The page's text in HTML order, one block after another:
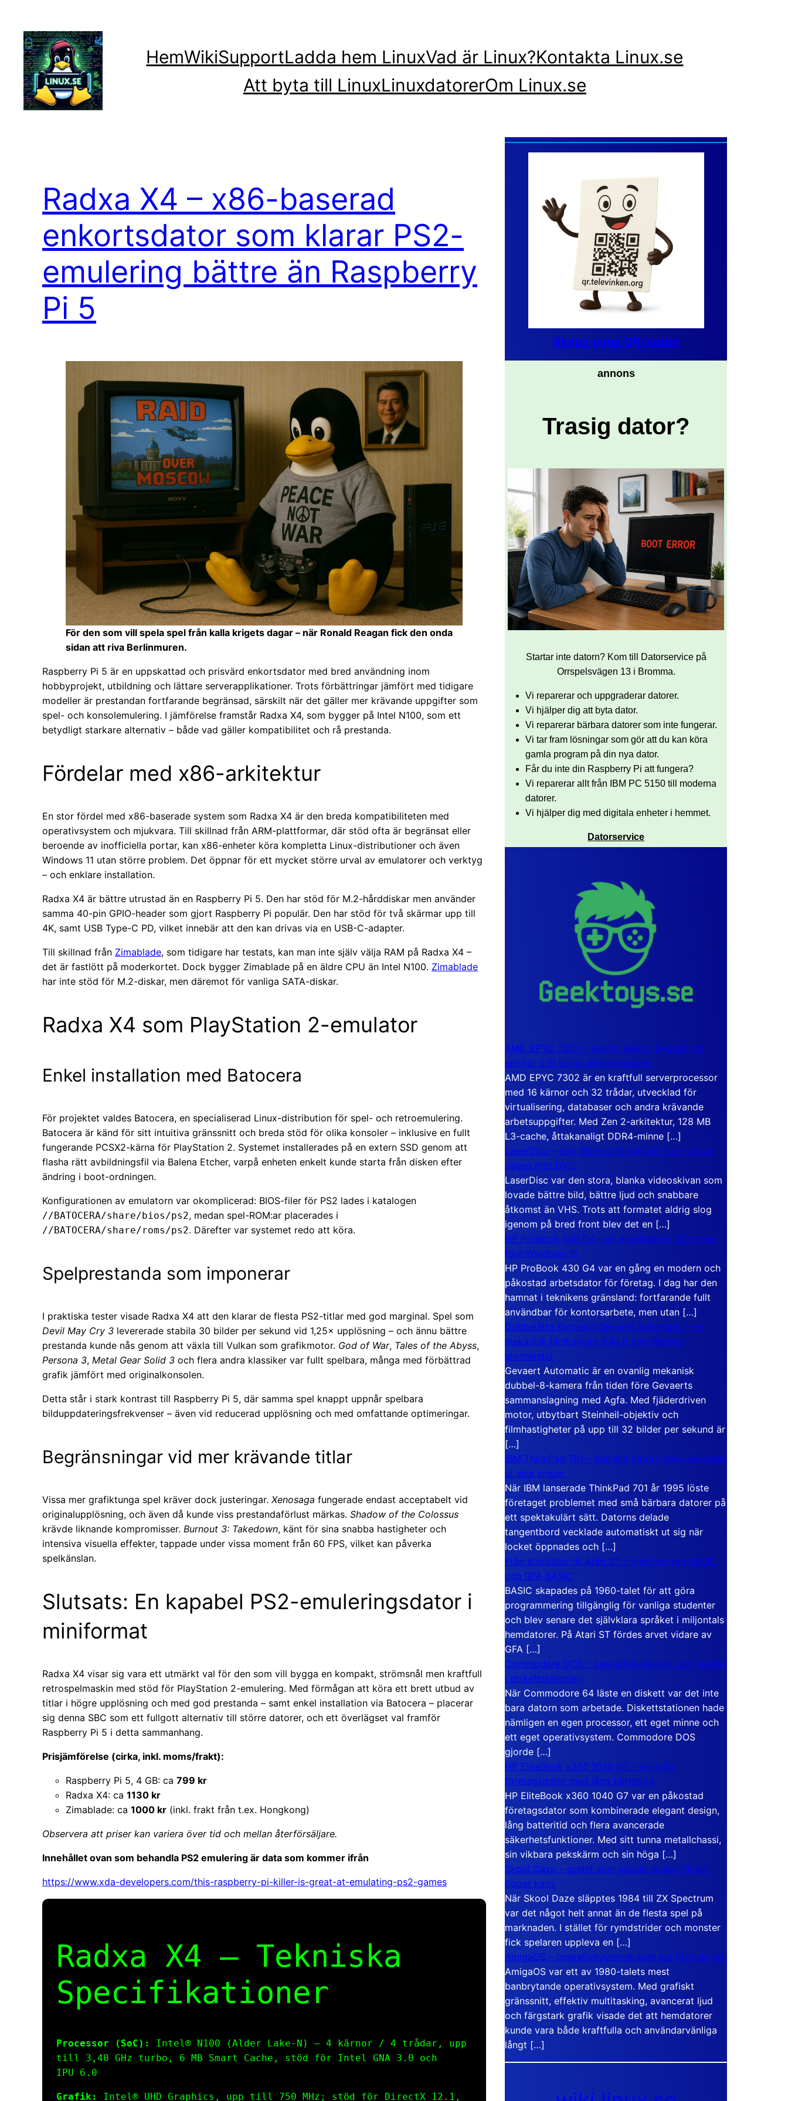
innehåll
HemWikiSupportLadda hem LinuxVad är Linux?Kontakta Linux.se
Att byta till LinuxLinuxdatorerOm Linux.se
Radxa X4 – x86-baserad
enkortsdator som klarar PS2-
emulering bättre än Raspberry
Pi 5
För den som vill spela spel från kalla krigets dagar – när Ronald Reagan fick den onda
sidan att riva Berlinmuren.
Raspberry Pi 5 är en uppskattad och prisvärd enkortsdator med bred användning inom
hobbyprojekt, utbildning och lättare serverapplikationer. Trots förbättringar jämfört med tidigare
modeller är prestandan fortfarande begränsad, särskilt när det gäller mer krävande uppgifter som
spel- och konsolemulering. I jämförelse framstår Radxa X4, som bygger på Intel N100, som ett
betydligt starkare alternativ – både vad gäller kompatibilitet och rå prestanda.
Fördelar med x86-arkitektur
En stor fördel med x86-baserade system som Radxa X4 är den breda kompatibiliteten med
operativsystem och mjukvara. Till skillnad från ARM-plattformar, där stöd ofta är begränsat eller
beroende av inofficiella portar, kan x86-enheter köra kompletta Linux-distributioner och även
Windows 11 utan större problem. Det öppnar för ett mycket större urval av emulatorer och verktyg
– och enklare installation.
Radxa X4 är bättre utrustad än en Raspberry Pi 5. Den har stöd för M.2-hårddiskar men använder
samma 40-pin GPIO-header som gjort Raspberry Pi populär. Den har stöd för två skärmar upp till
4K, samt USB Type-C PD, vilket innebär att den kan drivas via en USB-C-adapter.
Till skillnad från Zimablade, som tidigare har testats, kan man inte själv välja RAM på Radxa X4 –
det är fastlött på moderkortet. Dock bygger Zimablade på en äldre CPU än Intel N100. Zimablade
har inte stöd för M.2-diskar, men däremot för vanliga SATA-diskar.
Radxa X4 som PlayStation 2-emulator
Enkel installation med Batocera
För projektet valdes Batocera, en specialiserad Linux-distribution för spel- och retroemulering.
Batocera är känd för sitt intuitiva gränssnitt och breda stöd för olika konsoler – inklusive en fullt
fungerande PCSX2-kärna för PlayStation 2. Systemet installerades på en extern SSD genom att
flasha rätt avbildningsfil via Balena Etcher, varpå enheten enkelt kunde starta från disken efter
ändring i boot-ordningen.
Konfigurationen av emulatorn var okomplicerad: BIOS-filer för PS2 lades i katalogen
//BATOCERA/share/bios/ps2, medan spel-ROM:ar placerades i
//BATOCERA/share/roms/ps2. Därefter var systemet redo att köra.
Spelprestanda som imponerar
I praktiska tester visade Radxa X4 att den klarar de flesta PS2-titlar med god marginal. Spel som
Devil May Cry 3 levererade stabila 30 bilder per sekund vid 1,25× upplösning – och ännu bättre
prestanda kunde nås genom att växla till Vulkan som grafikmotor. God of War, Tales of the Abyss,
Persona 3, Metal Gear Solid 3 och flera andra klassiker var fullt spelbara, många med förbättrad
grafik jämfört med originalkonsolen.
Detta står i stark kontrast till Raspberry Pi 5, där samma spel knappt uppnår spelbara
bilduppdateringsfrekvenser – även vid reducerad upplösning och med omfattande optimeringar.
Begränsningar vid mer krävande titlar
Vissa mer grafiktunga spel kräver dock justeringar. Xenosaga fungerade endast acceptabelt vid
originalupplösning, och även då kunde viss prestandaförlust märkas. Shadow of the Colossus
krävde liknande kompromisser. Burnout 3: Takedown, känt för sina snabba hastigheter och
intensiva visuella effekter, tappade under vissa moment från 60 FPS, vilket kan påverka
spelkänslan.
Slutsats: En kapabel PS2-emuleringsdator i
miniformat
Radxa X4 visar sig vara ett utmärkt val för den som vill bygga en kompakt, strömsnål men kraftfull
retrospelmaskin med stöd för PlayStation 2-emulering. Med förmågan att köra ett brett utbud av
titlar i högre upplösning och med god prestanda – samt enkel installation via Batocera – placerar
sig denna SBC som ett fullgott alternativ till större datorer, och ett överlägset val framför
Raspberry Pi 5 i detta sammanhang.
Prisjämförelse (cirka, inkl. moms/frakt):
Raspberry Pi 5, 4 GB: ca 799 kr
Radxa X4: ca 1130 kr
Zimablade: ca 1000 kr (inkl. frakt från t.ex. Hongkong)
Observera att priser kan variera över tid och mellan återförsäljare.
Innehållet ovan som behandla PS2 emulering är data som kommer ifrån
https://www.xda-developers.com/this-raspberry-pi-killer-is-great-at-emulating-ps2-games
Radxa X4 – Tekniska
Specifikationer
Processor (SoC):
Intel® N100 (Alder Lake-N) – 4 kärnor / 4 trådar, upp
till 3,40 GHz turbo, 6 MB Smart Cache, stöd för Intel GNA 3.0 och
IPU 6.0
Grafik: Intel® UHD Graphics, upp till 750 MHz; stöd för DirectX 12.1,
Skapa egna QR-koder
annons
Trasig dator?
Startar inte datorn? Kom till Datorservice på
Orrspelsvägen 13 i Bromma.
Vi reparerar och uppgraderar datorer.
Vi hjälper dig att byta dator.
Vi reparerar bärbara datorer som inte fungerar.
Vi tar fram lösningar som gör att du kan köra
gamla program på din nya dator.
Får du inte din Raspberry Pi att fungera?
Vi reparerar allt från IBM PC 5150 till moderna
datorer.
Vi hjälper dig med digitala enheter i hemmet.
Datorservice
AMD EPYC 7302 – sexton kärnor byggda för
servrar och tunga arbetsstationer
AMD EPYC 7302 är en kraftfull serverprocessor
med 16 kärnor och 32 trådar, utvecklad för
virtualisering, databaser och andra krävande
arbetsuppgifter. Med Zen 2-arkitektur, 128 MB
L3-cache, åttakanaligt DDR4-minne […]
LaserDisc – den jättelika filmskivan som visade
vägen mot DVD
LaserDisc var den stora, blanka videoskivan som
lovade bättre bild, bättre ljud och snabbare
åtkomst än VHS. Trots att formatet aldrig slog
igenom på bred front blev det en […]
HP ProBook 430 G4 – en arbetsdator från tiden
före Windows 11
HP ProBook 430 G4 var en gång en modern och
påkostad arbetsdator för företag. I dag har den
hamnat i teknikens gränsland: fortfarande fullt
användbar för kontorsarbete, men utan […]
Dubbelåtta Kameran Gevaert Automatic – en
mekanisk filmkamera från 8 mm-filmens
storhetstid
Gevaert Automatic är en ovanlig mekanisk
dubbel-8-kamera från tiden före Gevaerts
sammanslagning med Agfa. Med fjäderdriven
motor, utbytbart Steinheil-objektiv och
filmhastigheter på upp till 32 bilder per sekund är
[…]
IBM ThinkPad 701 – den lilla datorn som vecklade
ut sina vingar
När IBM lanserade ThinkPad 701 år 1995 löste
företaget problemet med små bärbara datorer på
ett spektakulärt sätt. Datorns delade
tangentbord vecklade automatiskt ut sig när
locket öppnades och […]
Från stordator till Atari ST – historien om BASIC
och GFA BASIC
BASIC skapades på 1960-talet för att göra
programmering tillgänglig för vanliga studenter
och blev senare det självklara språket i miljontals
hemdatorer. På Atari ST fördes arvet vidare av
GFA […]
Commodore DOS – operativsystemet som bodde
i diskettstationen
När Commodore 64 läste en diskett var det inte
bara datorn som arbetade. Diskettstationen hade
nämligen en egen processor, ett eget minne och
ett eget operativsystem. Commodore DOS
gjorde […]
HP EliteBook x360 1040 G7 – en lyxig
företagsdator med lång batteritid
HP EliteBook x360 1040 G7 var en påkostad
företagsdator som kombinerade elegant design,
lång batteritid och flera avancerade
säkerhetsfunktioner. Med sitt tunna metallchassi,
sin vikbara pekskärm och sin höga […]
Skool Daze – spelet som gjorde skolan till ett
öppet kaos
När Skool Daze släpptes 1984 till ZX Spectrum
var det något helt annat än de flesta spel på
marknaden. I stället för rymdstrider och monster
fick spelaren uppleva en […]
AmigaOS – operativsystemet som var före sin tid
AmigaOS var ett av 1980-talets mest
banbrytande operativsystem. Med grafiskt
gränssnitt, effektiv multitasking, avancerat ljud
och färgstark grafik visade det att hemdatorer
kunde vara både kraftfulla och användarvänliga
långt […]